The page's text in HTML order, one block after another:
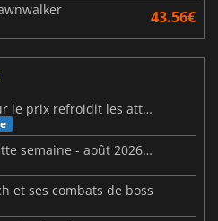
43.56€
Steam Frame : une fuite sur le prix refroidit les attentes VR
Sorties de jeux vidéo de cette semaine - août 2026 (semaine 32)
et ses combats de boss